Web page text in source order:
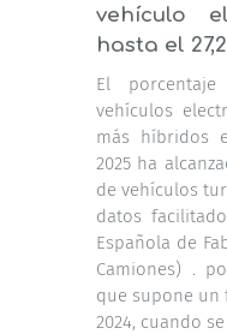
vehículo
hasta el
El
vehículos
más híbridos
2025 ha
de vehículos
datos
Española de
Camiones) .
que supone un
2024, cuando